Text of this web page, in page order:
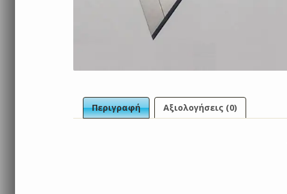
Περιγραφή Αξιολογήσεις (0)